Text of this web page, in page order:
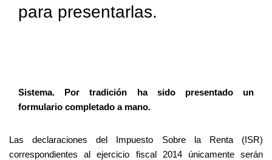
para presentarlas.
Sistema. Por tradición ha sido presentado un
formulario completado a mano.
Las declaraciones del Impuesto Sobre la Renta (ISR)
correspondientes al ejercicio fiscal 2014 únicamente serán